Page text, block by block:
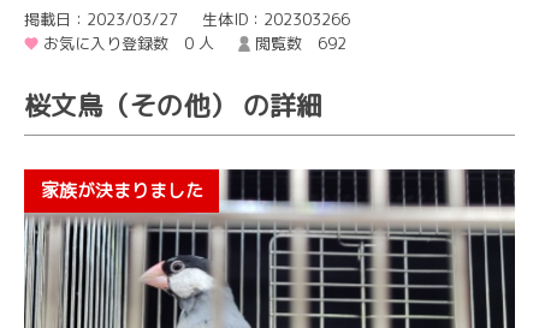
掲載日：2023/03/27
生体ID：202303266
お気に入り登録数 0 人
閲覧数 692
桜文鳥（その他） の詳細